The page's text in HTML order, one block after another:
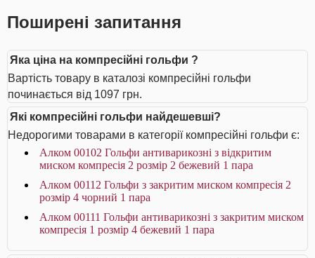
Поширені запитання
Яка ціна на компресійні гольфи ?
Вартість товару в каталозі компресійні гольфи
починається від 1097 грн.
Які компресійні гольфи найдешевші?
Недорогими товарами в категорії компресійні гольфи є:
Алком 00102 Гольфи антиварикозні з відкритим
миском компресія 2 розмір 2 бежевий 1 пара
Алком 00112 Гольфи з закритим миском компресія 2
розмір 4 чорний 1 пара
Алком 00111 Гольфи антиварикозні з закритим миском
компресія 1 розмір 4 бежевий 1 пара